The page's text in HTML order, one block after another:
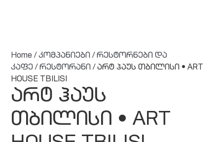
Home /კომპანიები /რესტორნები და
კაფე /რესტორანი / არტ ჰაუს თბილისი • ART
HOUSE TBILISI
არტ ჰაუს
თბილისი • ART